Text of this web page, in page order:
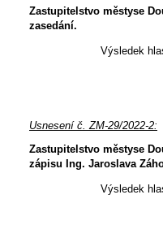
Zastupitelstvo městyse
zasedání.
Výsledek
Usnesení č. ZM-29/2022-2:
Zastupitelstvo městyse
zápisu Ing. Jaroslava
Výsledek